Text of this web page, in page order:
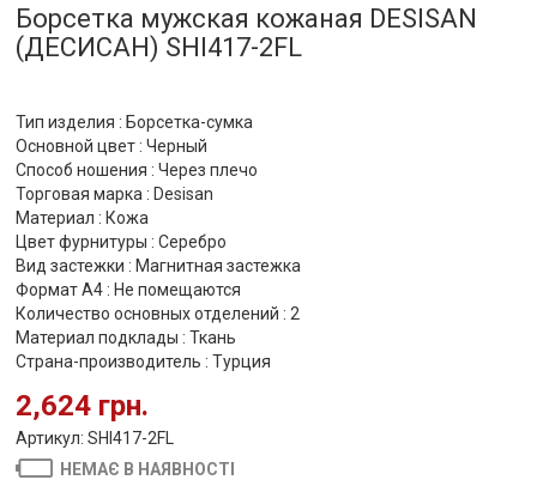
Борсетка мужская кожаная DESISAN
(ДЕСИСАН) SHI417-2FL
Тип изделия : Борсетка-сумка
Основной цвет : Черный
Способ ношения : Через плечо
Торговая марка : Desisan
Материал : Кожа
Цвет фурнитуры : Серебро
Вид застежки : Магнитная застежка
Формат А4 : Не помещаются
Количество основных отделений : 2
Материал подклады : Ткань
Страна-производитель : Турция
2,624 грн.
Артикул: SHI417-2FL
НЕМАЄ В НАЯВНОСТІ